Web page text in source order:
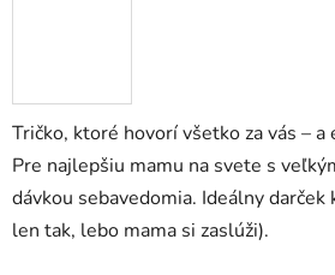
Tričko, ktoré hovorí všetko za vás – a
Pre najlepšiu mamu na svete s
dávkou sebavedomia. Ideálny
len tak, lebo mama si zaslúži).